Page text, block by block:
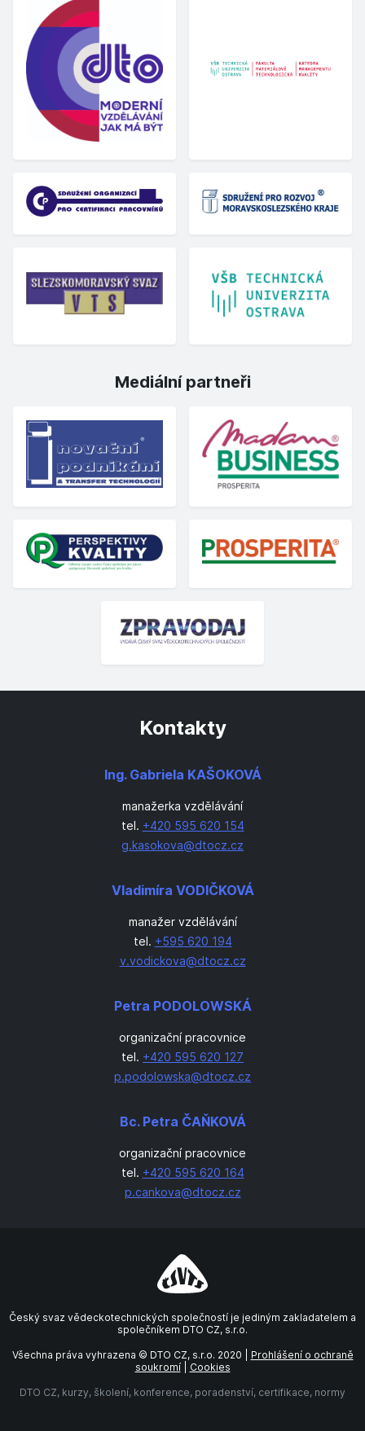
Mediální partneři
Kontakty
Ing. Gabriela KAŠOKOVÁ
manažerka vzdělávání
tel. +420 595 620 154
g.kasokova@dtocz.cz
Vladimíra VODIČKOVÁ
manažer vzdělávání
tel. +595 620 194
v.vodickova@dtocz.cz
Petra PODOLOWSKÁ
organizační pracovnice
tel. +420 595 620 127
p.podolowska@dtocz.cz
Bc. Petra ČAŇKOVÁ
organizační pracovnice
tel. +420 595 620 164
p.cankova@dtocz.cz
Český svaz vědeckotechnických společností je jediným zakladatelem a
společníkem DTO CZ, s.r.o.
Všechna práva vyhrazena © DTO CZ, s.r.o. 2020 | Prohlášení o ochraně
soukromí| Cookies
DTO CZ, kurzy, školení, konference, poradenství, certifikace, normy